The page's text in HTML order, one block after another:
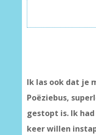
Ik las ook dat je
Poëziebus,
gestopt is. Ik
keer willen